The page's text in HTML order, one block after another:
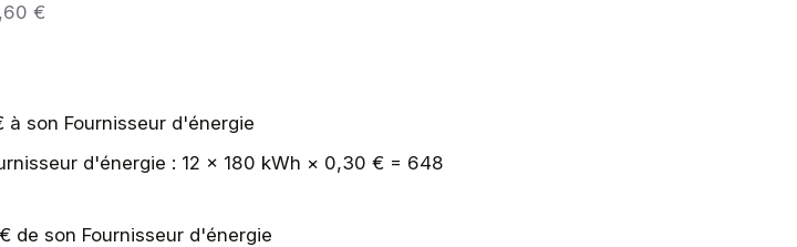
€
à son Fournisseur d'énergie
d'énergie : 12 × 180 kWh × 0,30 € = 648
de son Fournisseur d'énergie